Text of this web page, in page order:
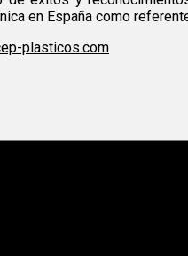
en España como
plasticos.com